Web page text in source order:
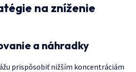
na zníženie
a náhradky
prispôsobiť nižším koncentráciám